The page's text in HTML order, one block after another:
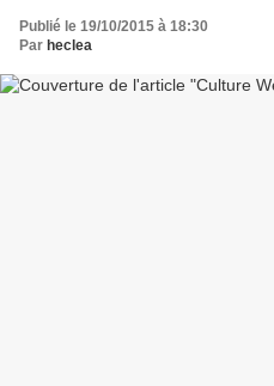
Publié le 19/10/2015 à 18:30
Par heclea